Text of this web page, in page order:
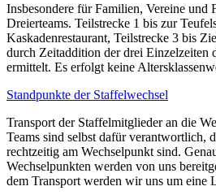
Insbesondere für Familien, Vereine und
Dreierteams. Teilstrecke 1 bis zur
Kaskadenrestaurant, Teilstrecke 3 bis
durch Zeitaddition der drei Einzelzeiten
ermittelt. Es erfolgt keine
Standpunkte der Staffelwechsel
Transport der Staffelmitglieder an die
Teams sind selbst dafür verantwortlich,
rechtzeitig am Wechselpunkt sind.
Wechselpunkten werden von uns
dem Transport werden wir uns um eine